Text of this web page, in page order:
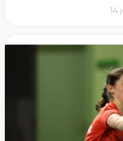
14